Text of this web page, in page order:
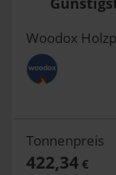
Woodox
Tonnenpreis
422,34€